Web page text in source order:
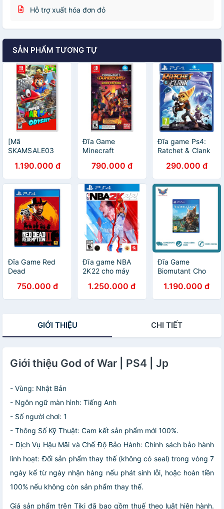
Hỗ trợ xuất hóa đơn đỏ
SẢN PHẨM TƯƠNG TỰ
[Mã
SKAMSALE03
200k] ĐĨA GAME
SUPER MARIO
ODYSSEY CHO
MÁY NINTENDO
SWITCH
1.190.000 đ
Đĩa Game
Minecraft
Edition cho máy
Nintendo Switch
790.000 đ
Đĩa game Ps4:
Ratchet & Clank
290.000 đ
Đĩa Game Red
Dead
2nd - PS4
750.000 đ
Đĩa game NBA
2K22 cho máy
nguyên seal
1.250.000 đ
Đĩa Game
Biomutant Cho
1.190.000 đ
GIỚI THIỆU CHI TIẾT
Giới thiệu God of War | PS4 | Jp
- Vùng: Nhật Bản
- Ngôn ngữ màn hình: Tiếng Anh
- Số người chơi: 1
- Thông Số Kỹ Thuật: Cam kết sản phẩm mới 100%.
- Dịch Vụ Hậu Mãi và Chế Độ Bảo Hành: Chính sách bảo hành
linh hoạt: Đổi sản phẩm thay thế (không có seal) trong vòng 7
ngày kể từ ngày nhận hàng nếu phát sinh lỗi, hoặc hoàn tiền
100% nếu không còn sản phẩm thay thế.
Giá sản phẩm trên Tiki đã bao gồm thuế theo luật hiện hành.